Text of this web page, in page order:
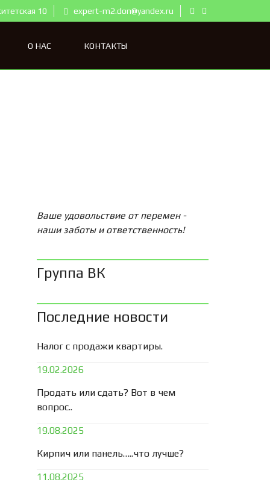
10 expert-m2.don@yandex.ru
О НАС КОНТАКТЫ
Ваше удовольствие от перемен -
наши заботы и ответственность!
Группа ВК
Последние новости
Налог с продажи квартиры.
19.02.2026
Продать или сдать? Вот в чем
вопрос..
19.08.2025
Кирпич или панель…..что лучше?
11.08.2025